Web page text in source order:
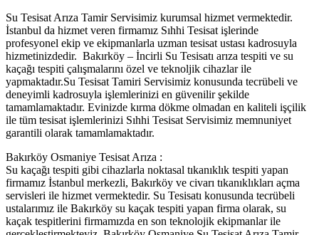
Su Tesisat Arıza Tamir Servisimiz kurumsal hizmet vermektedir.
İstanbul da hizmet veren firmamız Sıhhi Tesisat işlerinde
profesyonel ekip ve ekipmanlarla uzman tesisat ustası kadrosuyla
hizmetinizdedir. Bakırköy – İncirli Su Tesisatı arıza tespiti ve su
kaçağı tespiti çalışmalarını özel ve teknoljik cihazlar ile
yapmaktadır.Su Tesisat Tamiri Servisimiz konusunda tecrübeli ve
deneyimli kadrosuyla işlemlerinizi en güvenilir şekilde
tamamlamaktadır. Evinizde kırma dökme olmadan en kaliteli işçilik
ile tüm tesisat işlemlerinizi Sıhhi Tesisat Servisimiz memnuniyet
garantili olarak tamamlamaktadır.
Bakırköy Osmaniye Tesisat Arıza :
Su kaçağı tespiti gibi cihazlarla noktasal tıkanıklık tespiti yapan
firmamız İstanbul merkezli, Bakırköy ve civarı tıkanıklıkları açma
servisleri ile hizmet vermektedir. Su Tesisatı konusunda tecrübeli
ustalarımız ile Bakırköy su kaçak tespiti yapan firma olarak, su
kaçak tespitlerini firmamızda en son teknolojik ekipmanlar ile